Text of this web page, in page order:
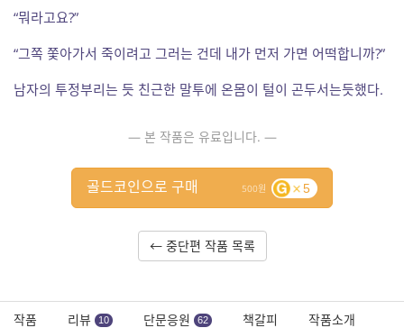
“뭐라고요?”
“그쪽 쫓아가서 죽이려고 그러는 건데 내가 먼저 가면 어떡합니까?”
남자의 투정부리는 듯 친근한 말투에 온몸이 털이 곤두서는듯했다.
— 본 작품은 유료입니다. —
500 5
골드코인으로 구매
← 중단편 작품 목록
작품 리뷰 10 단문응원 62 책갈피 작품소개